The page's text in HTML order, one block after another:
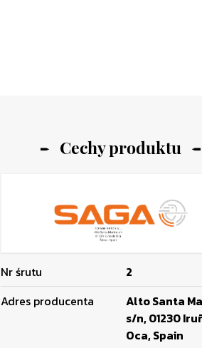
Cechy produktu
Nr śrutu
2
Adres producenta
Alto Santa
s/n, 01230
Oca, Spain